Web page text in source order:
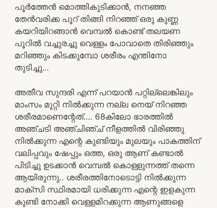
പൂർത്തേൻ മൊത്തികുടിക്കാൻ, നനഞ്ഞ
തേൻവരിക്ക പൂറ് തിങ്ങി നിറഞ്ഞ് ഒരു കുണ്ണ
കയറിയിറങ്ങാൻ വെമ്പൽ കൊണ്ട് തലയണ
പൂറിൽ വച്ചുരച്ചു വെള്ളം പോവാതെ തിരിഞ്ഞും
മറിഞ്ഞും കിടക്കുമ്പോ ശരീരം എന്തിനോ
തുടിച്ചു…
അതീവ സുന്ദരി എന്ന് പറയാൻ പറ്റില്ലെങ്കിലും
മാംസം മുറ്റി നിൽക്കുന്ന നല്ല നെയ് നിറഞ്ഞ
ശരീരമാണെന്റേത്…. 68കിലോ ഭാരത്തിൽ
അഞ്ചടി അഞ്ചിഞ്ച് നീളത്തിൽ വിരിഞ്ഞു
നിൽക്കുന്ന എന്റെ കുണ്ടിയും മുലയും പാകത്തിന്
വലിപ്പവും ഷേപ്പും ഒത്ത, ഒരു ആണ് കണ്ടാൽ
പിടിച്ചു ഉടക്കാൻ വെമ്പൽ കൊള്ളുന്നത്ത് തന്നെ
ആയിരുന്നു.. ശരീരത്തിനോടൊട്ടി നിൽക്കുന്ന
മാക്സി സ്ഥിരമായി ധരിക്കുന്ന എന്റെ ഇളകുന്ന
കുണ്ടി നോക്കി വെള്ളമിറക്കുന്ന ആണുങ്ങളെ